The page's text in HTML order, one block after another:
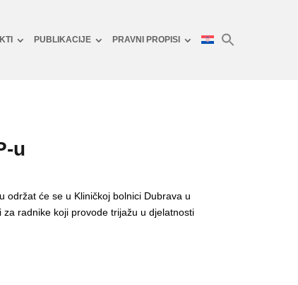
PUBLIKACIJE PRAVNI PROPISI
u
održat će se u Kliničkoj bolnici Dubrava u
radnike koji provode trijažu u djelatnosti